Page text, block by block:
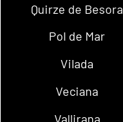
Quirze de Besora
Pol de Mar
Vilada
Veciana
Vallirana